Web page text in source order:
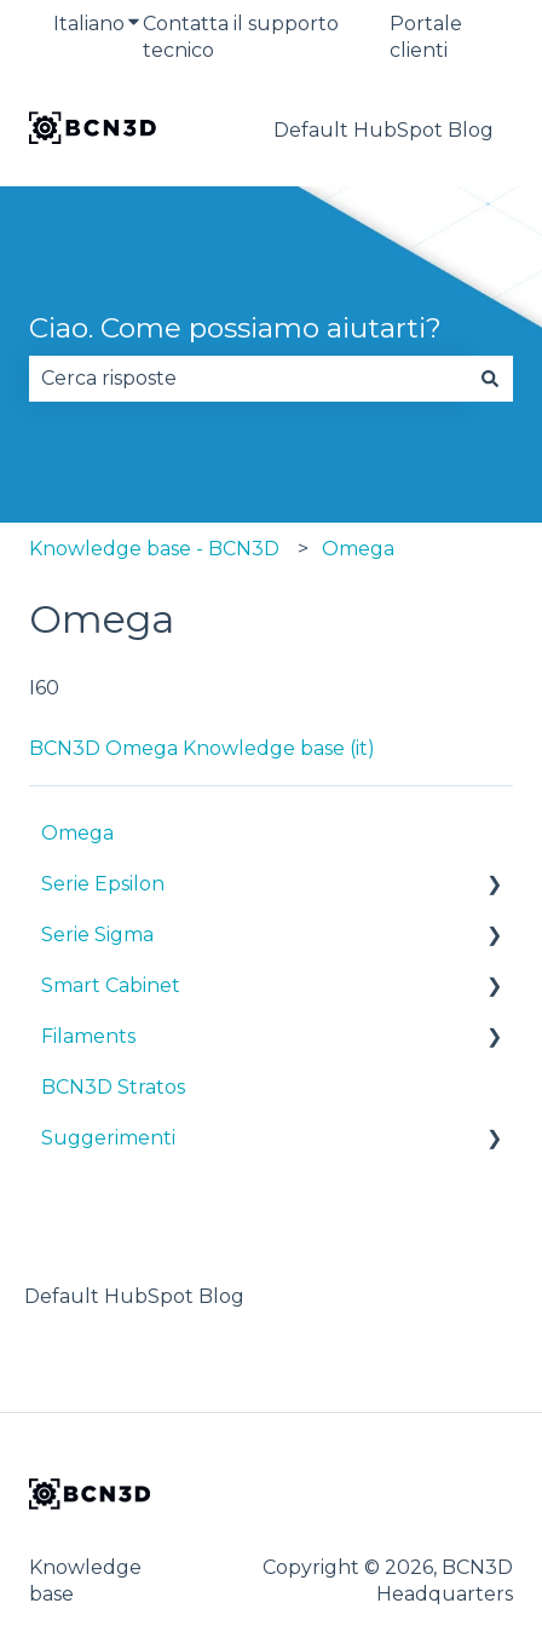
Italiano Mostra sottomenu per le traduzioni
Contatta il supporto
tecnico
Portale
clienti
Default HubSpot Blog
Ciao. Come possiamo aiutarti?
Knowledge base - BCN3D Omega
Omega
I60
BCN3D Omega Knowledge base (it)
Omega
Serie Epsilon
Manuali & Downloads
Primi passi
Manutenzione
Consigli
Risoluzione dei problemi
Serie Sigma
Manuali & downloads
Primi passi
Manutenzione
Consigli
Smart Cabinet
Manuals & Downloads
First steps
Maintenance
Filaments
Suggerimenti
TPU
BCN3D Stratos
Suggerimenti
Default HubSpot Blog
Knowledge
base
Copyright © 2026, BCN3D
Headquarters